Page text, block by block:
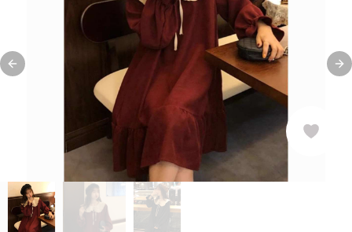
Previous slide